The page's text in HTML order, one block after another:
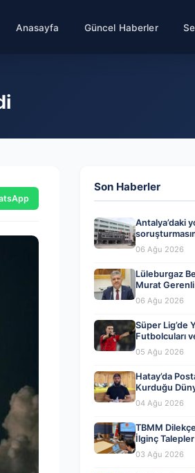
Anasayfa Güncel Haberler
Son Haberler
Antalya’daki
06 Ağu 2026
Lüleburgaz
Murat Gerenli
Ayrıldığını
06 Ağu 2026
Süper Lig’de
Futbolcuları
05 Ağu 2026
Hatay’da
Kurduğu
Oldu
04 Ağu 2026
TBMM
İlginç
Gündem
03 Ağu 2026